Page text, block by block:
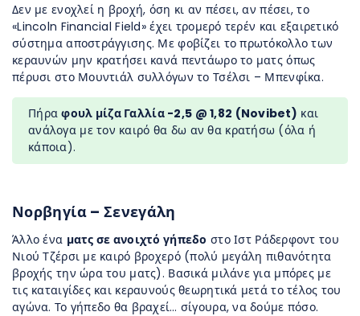
Δεν με ενοχλεί η βροχή, όση κι αν πέσει, αν πέσει, το
«Lincoln Financial Field» έχει τρομερό τερέν και εξαιρετικό
σύστημα αποστράγγισης. Με φοβίζει το πρωτόκολλο των
κεραυνών μην κρατήσει κανά πεντάωρο το ματς όπως
πέρυσι στο Μουντιάλ συλλόγων το Τσέλσι – Μπενφίκα.
Πήραφουλ μίζα Γαλλία -2,5 @ 1,82 (Novibet) και
ανάλογα με τον καιρό θα δω αν θα κρατήσω (όλα ή
κάποια).
Νορβηγία – Σενεγάλη
Άλλο ένα ματς σε ανοιχτό γήπεδο στο Ιστ Ράδερφοντ του
Νιού Τζέρσι με καιρό βροχερό (πολύ μεγάλη πιθανότητα
βροχής την ώρα του ματς). Βασικά μιλάνε για μπόρες με
τις καταιγίδες και κεραυνούς θεωρητικά μετά το τέλος του
αγώνα. Το γήπεδο θα βραχεί… σίγουρα, να δούμε πόσο.